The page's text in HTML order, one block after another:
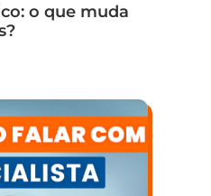
o que muda